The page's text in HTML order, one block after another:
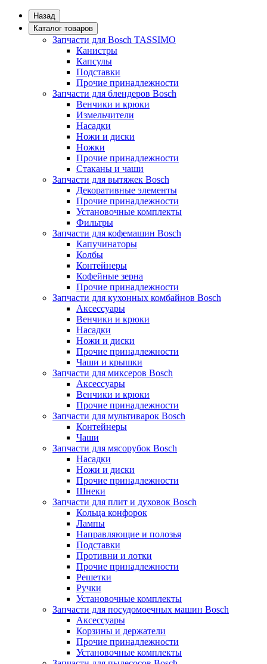
Назад
Каталог товаров
Запчасти для Bosch TASSIMO
Канистры
Капсулы
Подставки
Прочие принадлежности
Запчасти для блендеров Bosch
Венчики и крюки
Измельчители
Насадки
Ножи и диски
Ножки
Прочие принадлежности
Стаканы и чаши
Запчасти для вытяжек Bosch
Декоративные элементы
Прочие принадлежности
Установочные комплекты
Фильтры
Запчасти для кофемашин Bosch
Капучинаторы
Колбы
Контейнеры
Кофейные зерна
Прочие принадлежности
Запчасти для кухонных комбайнов Bosch
Аксессуары
Венчики и крюки
Насадки
Ножи и диски
Прочие принадлежности
Чаши и крышки
Запчасти для миксеров Bosch
Аксессуары
Венчики и крюки
Прочие принадлежности
Запчасти для мультиварок Bosch
Контейнеры
Чаши
Запчасти для мясорубок Bosch
Насадки
Ножи и диски
Прочие принадлежности
Шнеки
Запчасти для плит и духовок Bosch
Кольца конфорок
Лампы
Направляющие и полозья
Подставки
Противни и лотки
Прочие принадлежности
Решетки
Ручки
Установочные комплекты
Запчасти для посудомоечных машин Bosch
Аксессуары
Корзины и держатели
Прочие принадлежности
Установочные комплекты